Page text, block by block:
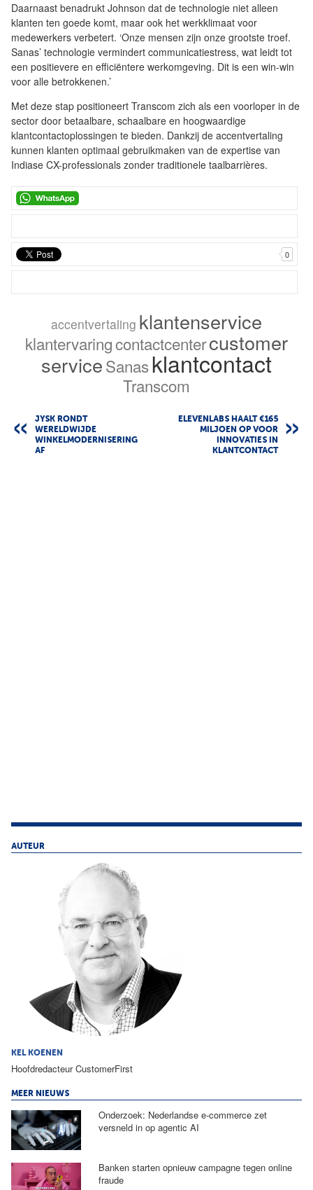
Daarnaast benadrukt Johnson dat de technologie niet alleen
klanten ten goede komt, maar ook het werkklimaat voor
medewerkers verbetert. ‘Onze mensen zijn onze grootste troef.
Sanas’ technologie vermindert communicatiestress, wat leidt tot
een positievere en efficiëntere werkomgeving. Dit is een win-win
voor alle betrokkenen.’
Met deze stap positioneert Transcom zich als een voorloper in de
sector door betaalbare, schaalbare en hoogwaardige
klantcontactoplossingen te bieden. Dankzij de accentvertaling
kunnen klanten optimaal gebruikmaken van de expertise van
Indiase CX-professionals zonder traditionele taalbarrières.
0
accentvertaling klantenservice
klantervaringcontactcentercustomer
serviceSanasklantcontact
Transcom
JYSK RONDT
WERELDWIJDE
WINKELMODERNISERING
AF
ELEVENLABS HAALT €165
MILJOEN OP VOOR
INNOVATIES IN
KLANTCONTACT
AUTEUR
KEL KOENEN
Hoofdredacteur CustomerFirst
MEER NIEUWS
Onderzoek: Nederlandse e-commerce zet
versneld in op agentic AI
Banken starten opnieuw campagne tegen online
fraude